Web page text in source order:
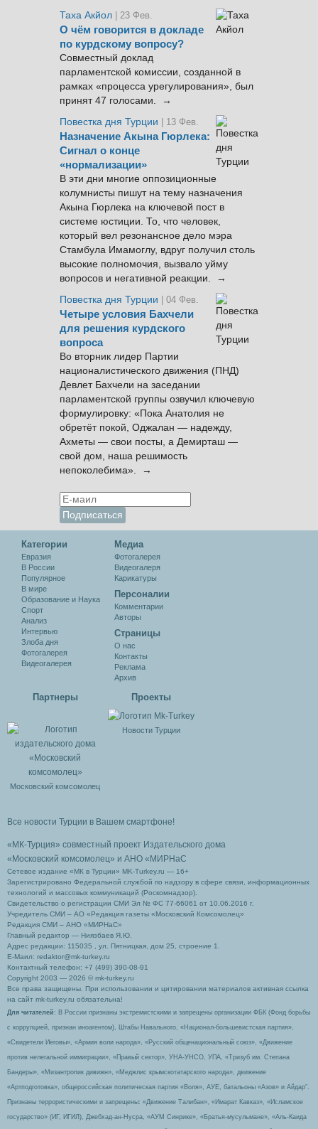
Таха Акйол | 23 Фев.
О чём говорится в докладе
по курдскому вопросу?
Совместный доклад
парламентской комиссии, созданной в
рамках «процесса урегулирования», был
принят 47 голосами. →
Повестка дня Турции
| 13 Фев.
Назначение Акына Гюрлека:
Сигнал о конце
«нормализации»
В эти дни многие оппозиционные
колумнисты пишут на тему назначения
Акына Гюрлека на ключевой пост в
системе юстиции. То, что человек,
который вел резонансное дело мэра
Стамбула Имамоглу, вдруг получил столь
высокие полномочия, вызвало уйму
вопросов и негативной реакции. →
Повестка дня Турции
| 04 Фев.
Четыре условия Бахчели
для решения курдского
вопроса
Во вторник лидер Партии
националистического движения (ПНД)
Девлет Бахчели на заседании
парламентской группы озвучил ключевую
формулировку: «Пока Анатолия не
обретёт покой, Оджалан — надежду,
Ахметы — свои посты, а Демирташ —
свой дом, наша решимость
непоколебима». →
Категории
Евразия
В России
Популярное
В мире
Образование и Наука
Спорт
Анализ
Интервью
Злоба дня
Фотогалерея
Видеогалерея
Медиа
Фотогалерея
Видеогалеря
Карикатуры
Персоналии
Комментарии
Авторы
Cтраницы
О нас
Контакты
Реклама
Архив
Партнеры
Московский комсомолец
Проекты
Новости Турции
Все новости Турции в Вашем смартфоне!
«МК-Турция» совместный проект Издательского дома
«Московский комсомолец» и АНО «МИРНаС
Сетевое издание «МК в Турции» MK-Turkey.ru — 16+
Зарегистрировано Федеральной службой по надзору в сфере связи, информационных
технологий и массовых коммуникаций (Роскомнадзор).
Свидетельство о регистрации СМИ Эл № ФС 77-66061 от 10.06.2016 г.
Учредитель СМИ – АО «Редакция газеты «Московский Комсомолец»
Редакция СМИ – АНО «МИРНаС»
Главный редактор — Ниязбаев Я.Ю.
Адрес редакции: 115035 , ул. Пятницкая, дом 25, строение 1.
Е-Маил: redaktor@mk-turkey.ru
Контактный телефон: +7 (499) 390-08-91
Copyright 2003 — 2026 © mk-turkey.ru
Все права защищены. При использовании и цитировании материалов активная ссылка
на сайт mk-turkey.ru обязательна!
Для читателей : В России признаны экстремистскими и запрещены организации ФБК (Фонд борьбы
с коррупцией, признан иноагентом), Штабы Навального, «Национал-большевистская партия»,
«Свидетели Иеговы», «Армия воли народа», «Русский общенациональный союз», «Движение
против нелегальной иммиграции», «Правый сектор», УНА-УНСО, УПА, «Тризуб им. Степана
Бандеры», «Мизантропик дивижн», «Меджлис крымскотатарского народа», движение
«Артподготовка», общероссийская политическая партия «Воля», АУЕ, батальоны «Азов» и Айдар″.
Признаны террористическими и запрещены: «Движение Талибан», «Имарат Кавказ», «Исламское
государство» (ИГ, ИГИЛ), Джебхад-ан-Нусра, «АУМ Синрике», «Братья-мусульмане», «Аль-Каида